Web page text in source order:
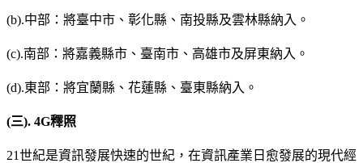
(b).中部：將臺中市、彰化縣、南投縣及雲林縣納入。
(c).南部：將嘉義縣市、臺南市、高雄市及屏東納入。
(d).東部：將宜蘭縣、花蓮縣、臺東縣納入。
(三). 4G釋照
21世紀是資訊發展快速的世紀，在資訊產業日愈發展的現代經